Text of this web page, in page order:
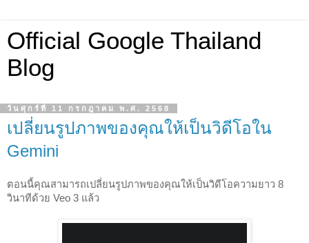
Official Google Thailand
Blog
วันศุกร์ที่ 11 กรกฎาคม พ.ศ. 2568
เปลี่ยนรูปภาพของคุณให้เป็นวิดีโอใน
Gemini
ตอนนี้คุณสามารถเปลี่ยนรูปภาพของคุณให้เป็นวิดีโอความยาว 8
วินาทีด้วย Veo 3 แล้ว